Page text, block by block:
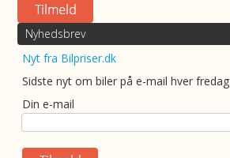
Nyhedsbrev
Nyt fra Bilpriser.dk
Sidste nyt om biler på e-mail hver fredag
Din e-mail